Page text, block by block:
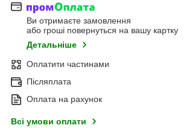
Ви отримаєте замовлення
або гроші повернуться на вашу картку
Детальніше
Оплатити частинами
Післяплата
Оплата на рахунок
Всі умови оплати